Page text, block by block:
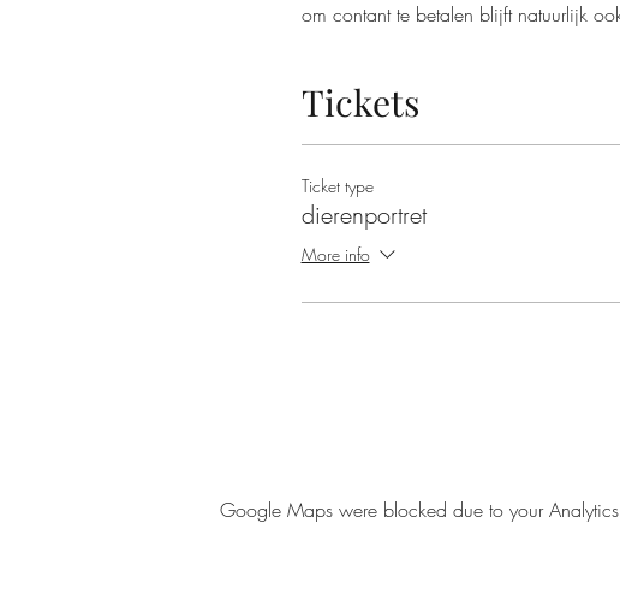
om contant te betalen blijft natuurlijk
Tickets
Ticket type
dierenportret
More info
Google Maps were blocked due to your